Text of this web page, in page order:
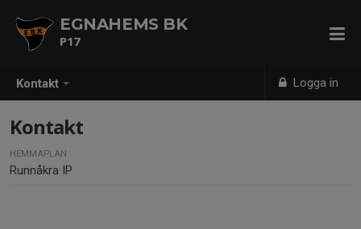
Kontakt Logga in
EGNAHEMS BK
P17
Kontakt
HEMMAPLAN
Runnåkra IP